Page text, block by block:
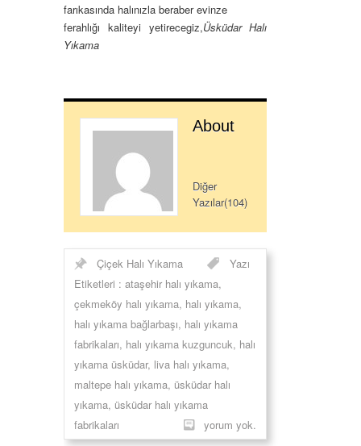
farıkasında halınızla beraber evinze
ferahlığı kaliteyi yetirecegiz,Üsküdar Halı
Yıkama
About
Diğer
Yazılar(104)
Çiçek Halı Yıkama
Yazı
Etiketleri : ataşehir halı yıkama,
çekmeköy halı yıkama, halı yıkama,
halı yıkama bağlarbaşı, halı yıkama
fabrikaları, halı yıkama kuzguncuk, halı
yıkama üsküdar, liva halı yıkama,
maltepe halı yıkama, üsküdar halı
yıkama, üsküdar halı yıkama
fabrikaları
yorum yok.